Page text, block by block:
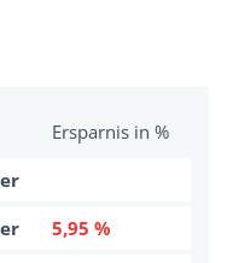
Ersparnis in %
5,95 %